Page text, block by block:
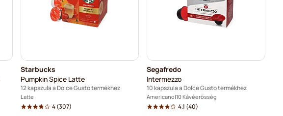
Starbucks
Pumpkin Spice Latte
12 kapszula a Dolce Gusto termékhez
Latte
4(307)
Segafredo
Intermezzo
10 kapszula a Dolce Gusto termékhez
Americano 10 Kávéerősség
4.1 (40)